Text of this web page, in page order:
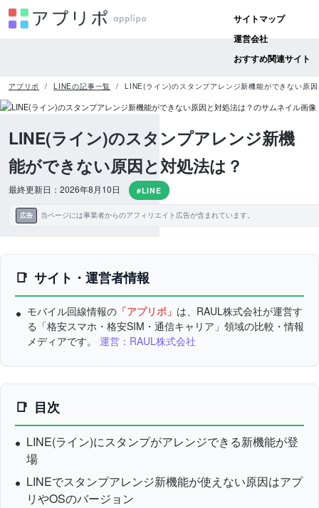
サイトマップ
運営会社
おすすめ関連サイト
アプリポ LINEの記事一覧 LINE(ライン)のスタンプアレンジ新機能ができない原
LINE(ライン)のスタンプアレンジ新機
能ができない原因と対処法は？
最終更新日：2026年8月10日 #LINE
広告 当ページには事業者からのアフィリエイト広告が含まれています。
サイト・運営者情報
モバイル回線情報の 「アプリポ」 は、RAUL株式会社が運営す
る「格安スマホ・格安SIM・通信キャリア」領域の比較・情報
メディアです。 運営：RAUL株式会社
目次
LINE(ライン)にスタンプがアレンジできる新機能が登
場
LINEでスタンプアレンジ新機能が使えない原因はアプ
リやOSのバージョン